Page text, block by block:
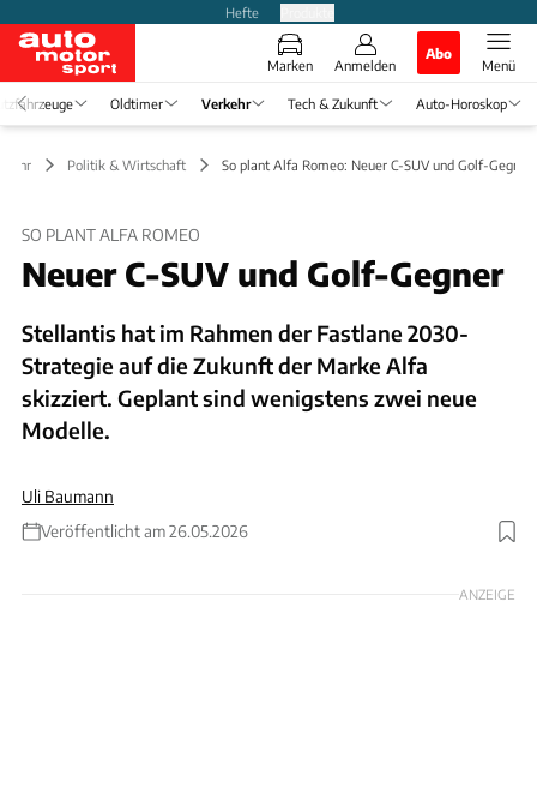
Hefte
Marken Anmelden
Abo
Menü
Oldtimer Verkehr Tech & Zukunft Auto-Horoskop
Politik & Wirtschaft So plant Alfa Romeo: Neuer C-SUV und Golf-Gegner
SO PLANT ALFA ROMEO
Neuer C-SUV und Golf-Gegner
Stellantis hat im Rahmen der Fastlane 2030-
Strategie auf die Zukunft der Marke Alfa
skizziert. Geplant sind wenigstens zwei neue
Modelle.
Uli Baumann
Veröffentlicht am 26.05.2026
Foto: Alfa Romeo
ANZEIGE